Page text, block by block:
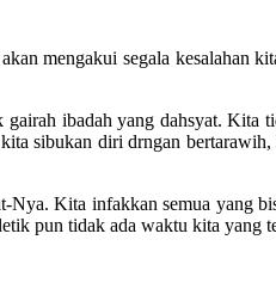
mengakui segala kesalahan
ibadah yang dahsyat.
sibukan diri drngan
Kita infakkan semua yang
pun tidak ada waktu kita yang